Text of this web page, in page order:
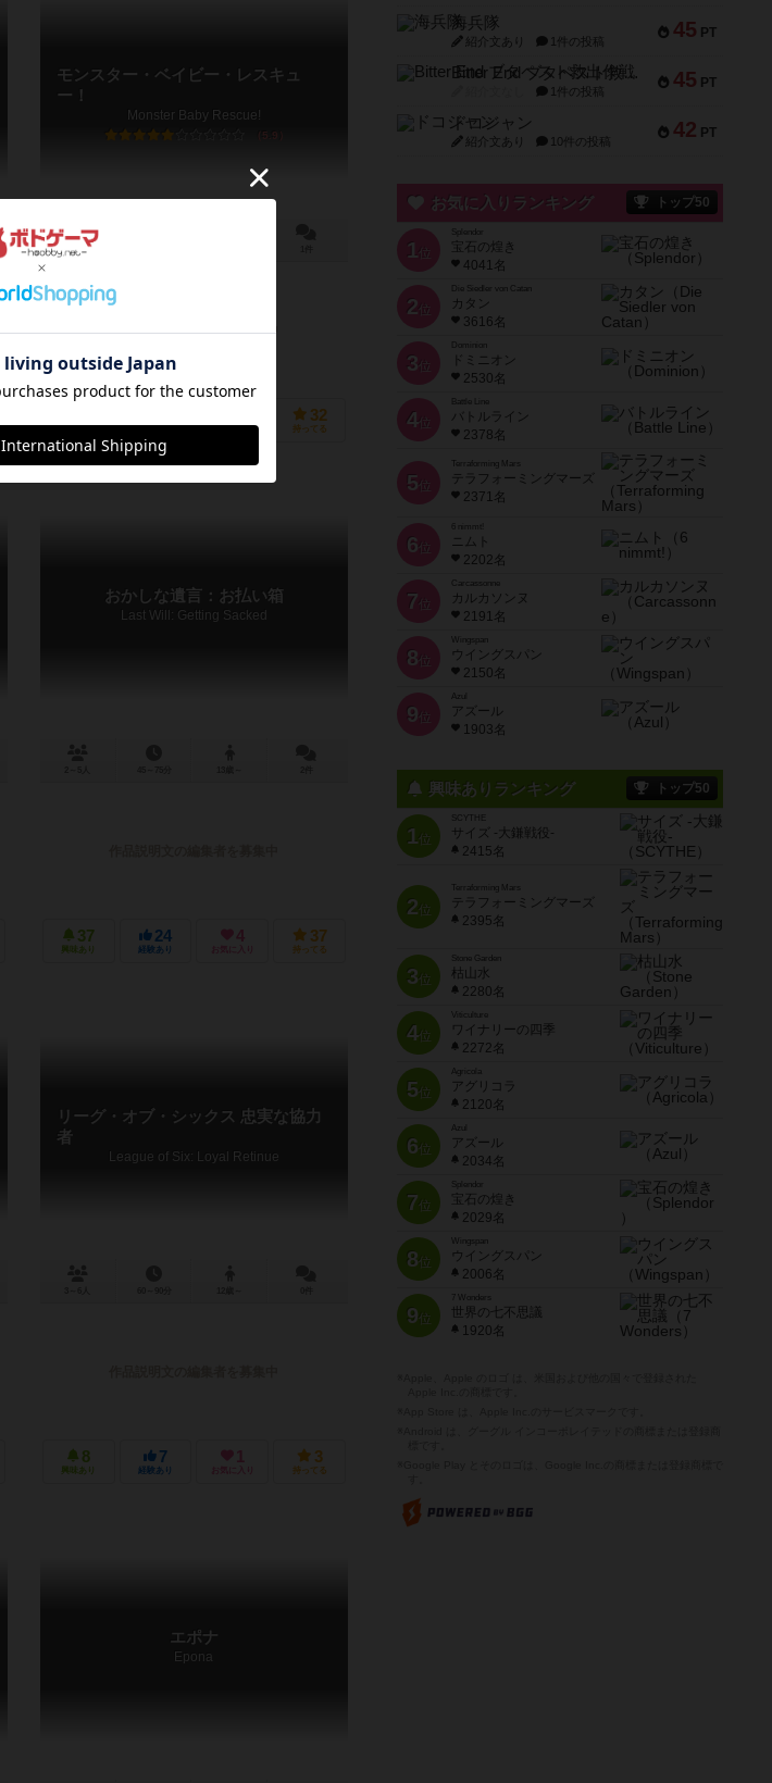
モンスター・ベイビー・レスキュ
ー！
Monster Baby Rescue!
5.9
2～5人
作品説明文の編集者を募集中
32
持ってる
おかしな遺言：お払い箱
Last Will: Getting Sacked
37
興味あり
24
経験あり
4
お気に入り
37
持ってる
リーグ・オブ・シックス 忠実な協力
者
League of Six: Loyal Retinue
8
興味あり
7
経験あり
1
お気に入り
3
持ってる
エポナ
Epona
45 PT
海兵隊
紹介文あり 1件の投稿
45 PT
Bitter End ブタペスト救出作戦
1件の投稿
42 PT
ドコジャン
紹介文あり 10件の投稿
お気に入りランキング トップ50
1 位
宝石の煌き
4041名
2 位
Die Siedler von Catan
カタン
3616名
3 位
ドミニオン
2530名
4位
Battle Line
バトルライン
2378名
5 位
Terraforming Mars
テラフォーミングマーズ
2371名
6 位
ニムト
2202名
7 位
Carcassonne
カルカソンヌ
2191名
8 位
Wingspan
ウイングスパン
2150名
9 位
Azul
アズール
1903名
興味ありランキング トップ50
1位
SCYTHE
サイズ -大鎌戦役-
2415名
2位
Terraforming Mars
テラフォーミングマーズ
2395名
3位
Stone Garden
枯山水
2280名
4位
Viticulture
ワイナリーの四季
2272名
5位
Agricola
アグリコラ
2120名
6位
Azul
アズール
2034名
7位
宝石の煌き
2029名
8位
Wingspan
ウイングスパン
2006名
9位
7 Wonders
世界の七不思議
1920名